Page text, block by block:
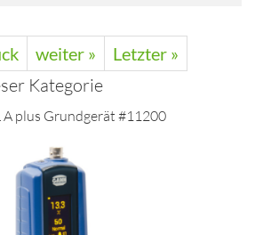
weiter »
Letzter »
Kategorie
plus Grundgerät #11200